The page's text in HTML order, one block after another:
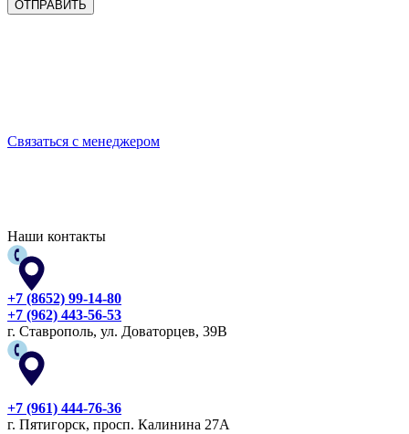
Связаться с менеджером
Наши контакты
+7 (8652) 99-14-80
+7 (962) 443-56-53
г. Ставрополь, ул. Доваторцев, 39В
+7 (961) 444-76-36
г. Пятигорск, просп. Калинина 27А